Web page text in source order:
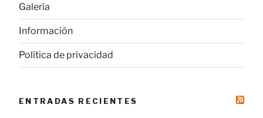
Galería
Información
Política de privacidad
ENTRADAS RECIENTES